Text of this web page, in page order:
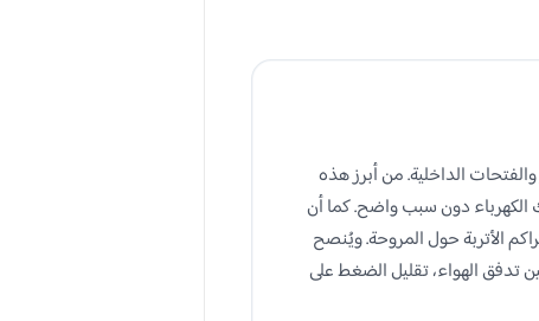
الداخلية. من أبرز هذه
الكهرباء دون سبب واضح. كما أن
الأتربة حول المروحة. ويُنصح
تدفق الهواء، تقليل الضغط على